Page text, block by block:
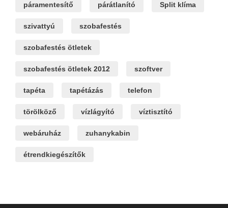
páramentesítő párátlanító Split klíma
szivattyú szobafestés
szobafestés ötletek
szobafestés ötletek 2012 szoftver
tapéta tapétázás telefon
törölköző vízlágyító víztisztító
webáruház zuhanykabin
étrendkiegészítők